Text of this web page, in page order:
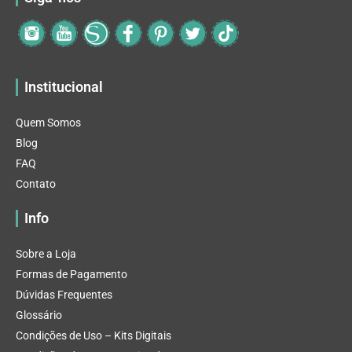
Institucional
Quem Somos
Blog
FAQ
Contato
Info
Sobre a Loja
Formas de Pagamento
Dúvidas Frequentes
Glossário
Condições de Uso – Kits Digitais